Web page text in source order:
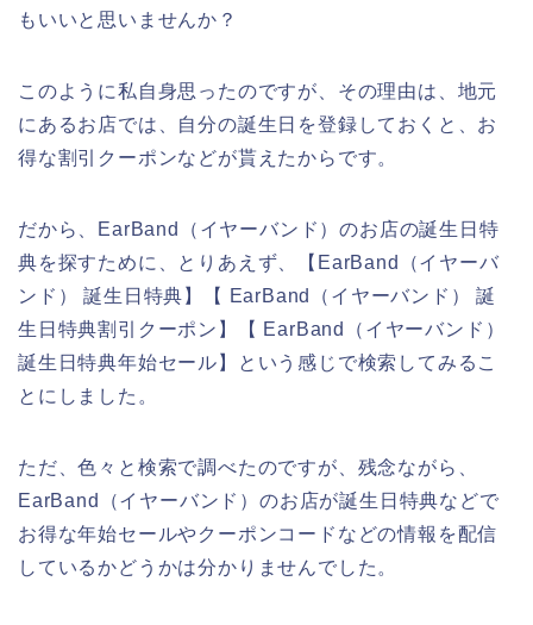
もいいと思いませんか？
このように私自身思ったのですが、その理由は、地元
にあるお店では、自分の誕生日を登録しておくと、お
得な割引クーポンなどが貰えたからです。
だから、EarBand（イヤーバンド）のお店の誕生日特
典を探すために、とりあえず、【EarBand（イヤーバ
ンド） 誕生日特典】【 EarBand（イヤーバンド） 誕
生日特典割引クーポン】【 EarBand（イヤーバンド）
誕生日特典年始セール】という感じで検索してみるこ
とにしました。
ただ、色々と検索で調べたのですが、残念ながら、
EarBand（イヤーバンド）のお店が誕生日特典などで
お得な年始セールやクーポンコードなどの情報を配信
しているかどうかは分かりませんでした。